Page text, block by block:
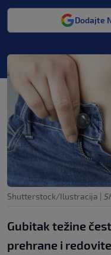
Dodajte
Shutterstock/Ilustracija |
Gubitak težine
prehrane i